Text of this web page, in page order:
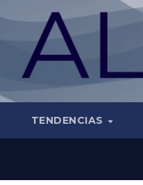
TENDENCIAS